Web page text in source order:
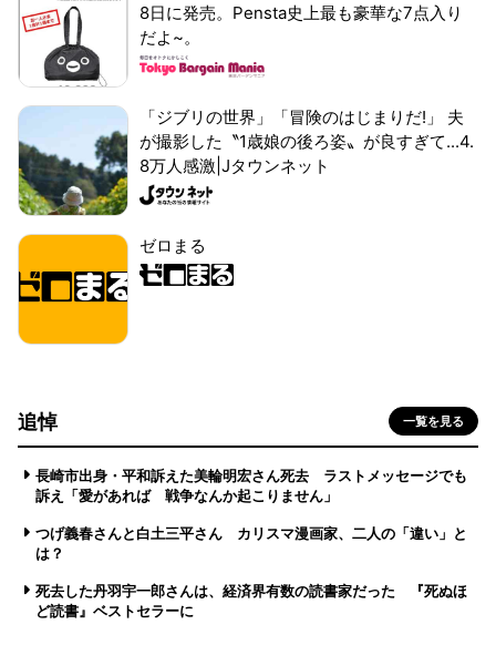
8日に発売。Pensta史上最も豪華な7点入り
だよ~。
「ジブリの世界」「冒険のはじまりだ!」 夫
が撮影した〝1歳娘の後ろ姿〟が良すぎて...4.
8万人感激|Jタウンネット
ゼロまる
追悼 一覧を見る
長崎市出身・平和訴えた美輪明宏さん死去 ラストメッセージでも
訴え「愛があれば 戦争なんか起こりません」
つげ義春さんと白土三平さん カリスマ漫画家、二人の「違い」と
は？
死去した丹羽宇一郎さんは、経済界有数の読書家だった 『死ぬほ
ど読書』ベストセラーに